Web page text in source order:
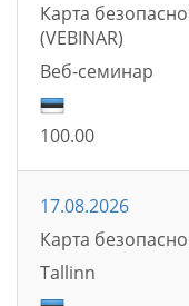
Карта
(VEBINAR)
Bеб-семинаp
100.00
17.08.2026
Карта
Tallinn